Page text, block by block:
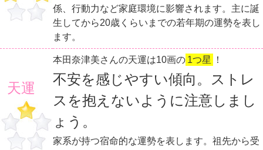
係、行動力など家庭環境に影響されます。主に誕
生してから20歳くらいまでの若年期の運勢を表し
ます。
天運
本田奈津美さんの天運は10画の 1つ星 ！
不安を感じやすい傾向。ストレ
スを抱えないように注意しまし
ょう。
家系が持つ宿命的な運勢を表します。祖先から受